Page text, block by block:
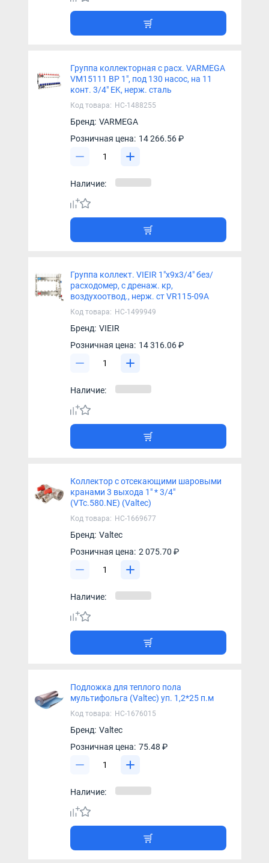
Группа коллекторная с расх. VARMEGA
VM15111 ВР 1", под 130 насос, на 11
конт. 3/4" EK, нерж. сталь
Код товара: НС-1488255
Бренд: VARMEGA
Розничная цена: 14 266.56 ₽
Наличие:
Группа коллект. VIEIR 1"х9х3/4" без/
расходомер, с дренаж. кр,
воздухоотвод., нерж. ст VR115-09A
Код товара: НС-1499949
Бренд: VIEIR
Розничная цена: 14 316.06 ₽
Наличие:
Коллектор с отсекающими шаровыми
кранами 3 выхода 1" * 3/4"
(VTc.580.NЕ) (Valtec)
Код товара: НС-1669677
Бренд: Valtec
Розничная цена: 2 075.70 ₽
Наличие:
Подложка для теплого пола
мультифольга (Valtec) уп. 1,2*25 п.м
Код товара: НС-1676015
Бренд: Valtec
Розничная цена: 75.48 ₽
Наличие: